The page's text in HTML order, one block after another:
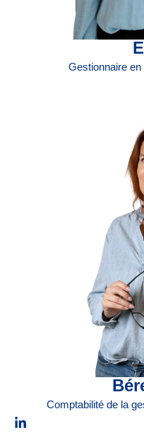
Gestionnaire en
Comptabilité de la